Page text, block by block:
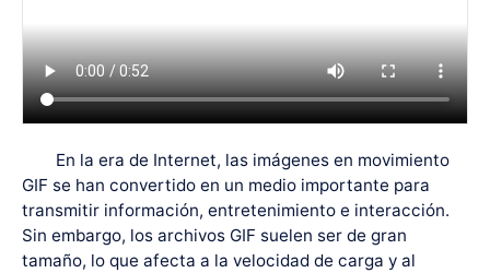
En la era de Internet, las imágenes en movimiento
GIF se han convertido en un medio importante para
transmitir información, entretenimiento e interacción.
Sin embargo, los archivos GIF suelen ser de gran
tamaño, lo que afecta a la velocidad de carga y al